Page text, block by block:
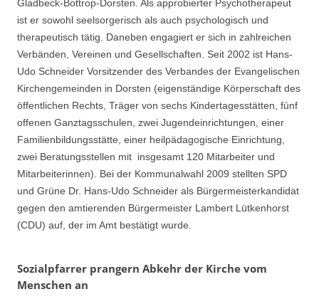
Gladbeck-Bottrop-Dorsten. Als approbierter Psychotherapeut
ist er sowohl seelsorgerisch als auch psychologisch und
therapeutisch tätig. Daneben engagiert er sich in zahlreichen
Verbänden, Vereinen und Gesellschaften. Seit 2002 ist Hans-
Udo Schneider Vorsitzender des Verbandes der Evangelischen
Kirchengemeinden in Dorsten (eigenständige Körperschaft des
öffentlichen Rechts, Träger von sechs Kindertagesstätten, fünf
offenen Ganztagsschulen, zwei Jugendeinrichtungen, einer
Familienbildungsstätte, einer heilpädagogische Einrichtung,
zwei Beratungsstellen mit insgesamt 120 Mitarbeiter und
Mitarbeiterinnen). Bei der Kommunalwahl 2009 stellten SPD
und Grüne Dr. Hans-Udo Schneider als Bürgermeisterkandidat
gegen den amtierenden Bürgermeister Lambert Lütkenhorst
(CDU) auf, der im Amt bestätigt wurde.
Sozialpfarrer prangern Abkehr der Kirche vom
Menschen an